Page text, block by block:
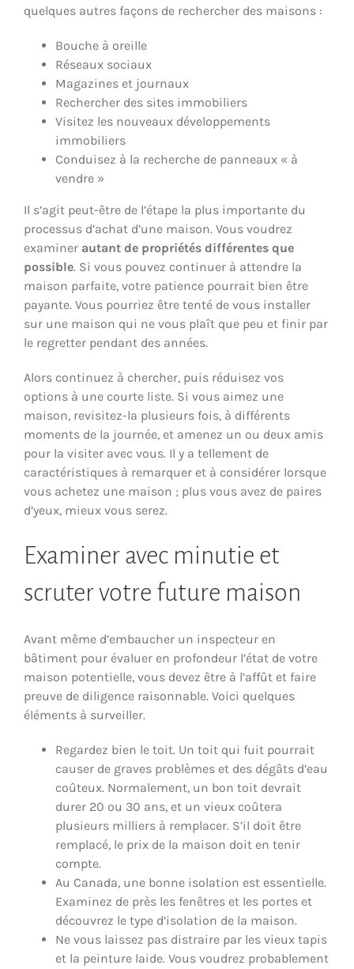
quelques autres façons de rechercher des maisons :
Bouche à oreille
Réseaux sociaux
Magazines et journaux
Rechercher des sites immobiliers
Visitez les nouveaux développements
immobiliers
Conduisez à la recherche de panneaux « à
vendre »
Il s’agit peut-être de l’étape la plus importante du
processus d’achat d’une maison. Vous voudrez
examiner autant de propriétés différentes que
possible. Si vous pouvez continuer à attendre la
maison parfaite, votre patience pourrait bien être
payante. Vous pourriez être tenté de vous installer
sur une maison qui ne vous plaît que peu et finir par
le regretter pendant des années.
Alors continuez à chercher, puis réduisez vos
options à une courte liste. Si vous aimez une
maison, revisitez-la plusieurs fois, à différents
moments de la journée, et amenez un ou deux amis
pour la visiter avec vous. Il y a tellement de
caractéristiques à remarquer et à considérer lorsque
vous achetez une maison ; plus vous avez de paires
d’yeux, mieux vous serez.
Examiner avec minutie et
scruter votre future maison
Avant même d’embaucher un inspecteur en
bâtiment pour évaluer en profondeur l’état de votre
maison potentielle, vous devez être à l’affût et faire
preuve de diligence raisonnable. Voici quelques
éléments à surveiller.
Regardez bien le toit. Un toit qui fuit pourrait
causer de graves problèmes et des dégâts d’eau
coûteux. Normalement, un bon toit devrait
durer 20 ou 30 ans, et un vieux coûtera
plusieurs milliers à remplacer. S’il doit être
remplacé, le prix de la maison doit en tenir
compte.
Au Canada, une bonne isolation est essentielle.
Examinez de près les fenêtres et les portes et
découvrez le type d’isolation de la maison.
Ne vous laissez pas distraire par les vieux tapis
et la peinture laide. Vous voudrez probablement